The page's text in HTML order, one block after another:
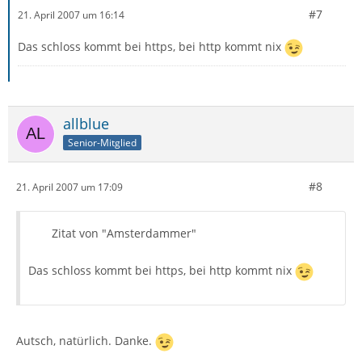
21. April 2007 um 16:14 #7
Das schloss kommt bei https, bei http kommt nix
allblue
Senior-Mitglied
21. April 2007 um 17:09 #8
Zitat von "Amsterdammer"
Das schloss kommt bei https, bei http kommt nix
Autsch, natürlich. Danke.